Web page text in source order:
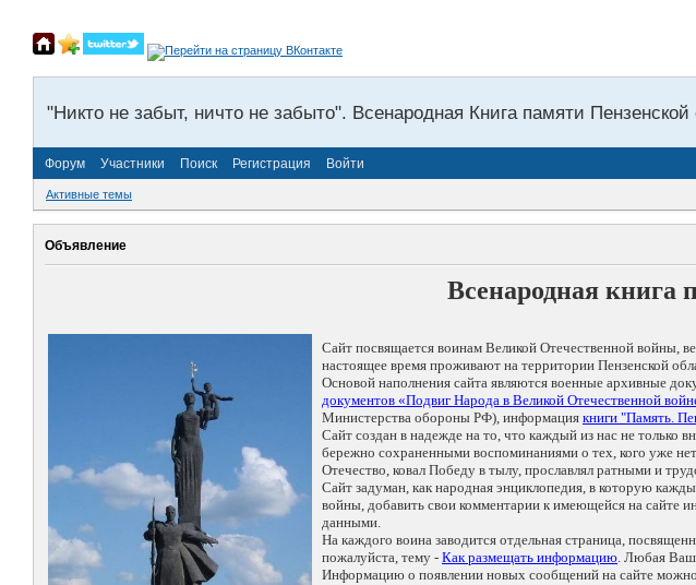
"Никто не забыт, ничто не забыто". Всенародная Книга памяти Пензенской
Форум Участники Поиск Регистрация Войти
Активные темы
Объявление
Всенародная книга
Сайт посвящается воинам Великой Отечественной войны,
настоящее время проживают на территории Пензенской
Основой наполнения сайта являются военные архивные
документов «Подвиг Народа в Великой Отечественной
Министерства обороны РФ), информация книги "Память.
Сайт создан в надежде на то, что каждый из нас не
бережно сохраненными воспоминаниями о тех, кого уже
Отечество, ковал Победу в тылу, прославлял ратными и
Сайт задуман, как народная энциклопедия, в которую
войны, добавить свои комментарии к имеющейся на
данными.
На каждого воина заводится отдельная страница,
пожалуйста, тему - Как размещать информацию. Любая
Информацию о появлении новых сообщений на сайте